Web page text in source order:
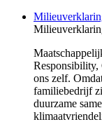
Responsibility,
ons zelf.
familiebedrijf
duurzame